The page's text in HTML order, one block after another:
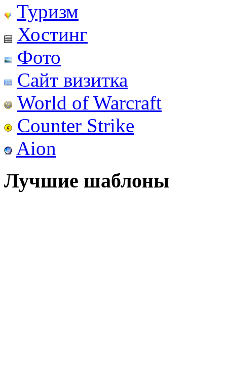
Туризм
Хостинг
Фото
Сайт визитка
World of Warcraft
Counter Strike
Aion
Лучшие шаблоны